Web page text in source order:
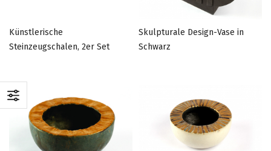
Künstlerische
Steinzeugschalen, 2er Set
Skulpturale Design-Vase in
Schwarz